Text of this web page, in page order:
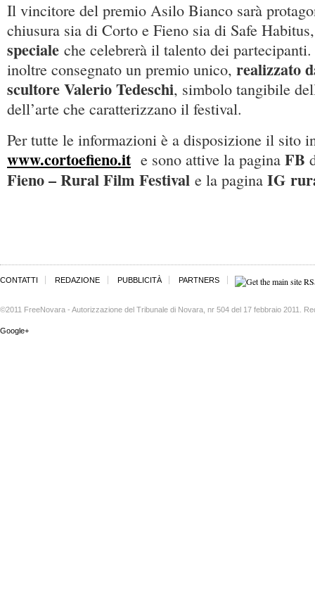
Il vincitore del premio Asilo Bianco sarà
chiusura sia di Corto e Fieno sia di Safe
speciale che celebrerà il talento dei
inoltre consegnato un premio unico, realizzato
scultore Valerio Tedeschi, simbolo tangibile
dell’arte che caratterizzano il festival.
Per tutte le informazioni è a disposizione il sito
www.cortoefieno.ite sono attive la pagina FB
Fieno – Rural Film Festival e la pagina IG
CONTATTI REDAZIONE PUBBLICITÀ PARTNERS
©2011 FreeNovara - Autorizzazione del Tribunale di Novara, nr 504 del 17 febbraio 2011.
Google+